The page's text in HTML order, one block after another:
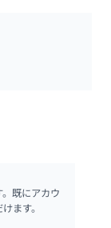
既にアカウ
ます。